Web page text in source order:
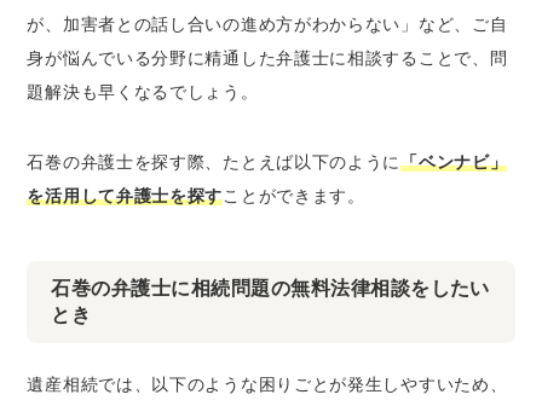
が、加害者との話し合いの進め方がわからない」など、ご自
身が悩んでいる分野に精通した弁護士に相談することで、問
題解決も早くなるでしょう。
石巻の弁護士を探す際、たとえば以下のように「ベンナビ」
を活用して弁護士を探すことができます。
石巻の弁護士に相続問題の無料法律相談をしたい
とき
遺産相続では、以下のような困りごとが発生しやすいため、